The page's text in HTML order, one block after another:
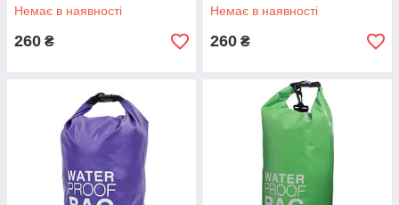
Немає в наявності
260 ₴
Немає в наявності
260 ₴